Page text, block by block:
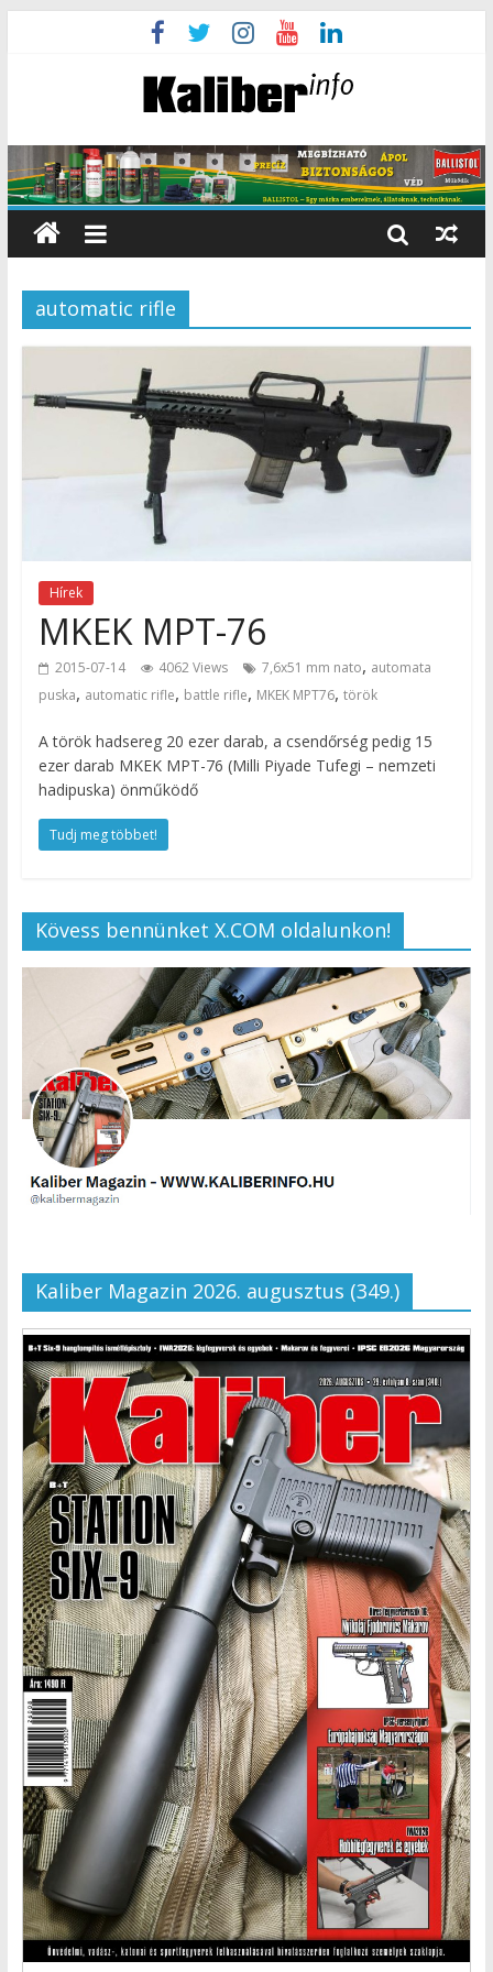
automatic rifle
Hírek
MKEK MPT-76
2015-07-14 4062 Views 7,6x51 mm nato, automata
puska, automatic rifle, battle rifle, MKEK MPT76, török
A török hadsereg 20 ezer darab, a csendőrség pedig 15
ezer darab MKEK MPT-76 (Milli Piyade Tufegi – nemzeti
hadipuska) önműködő
Tudj meg többet!
Kövess bennünket X.COM oldalunkon!
Kaliber Magazin 2026. augusztus (349.)